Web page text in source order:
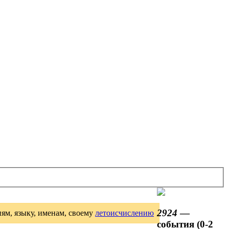
языку, именам, своему летоисчислению 2924 —
события (0-2